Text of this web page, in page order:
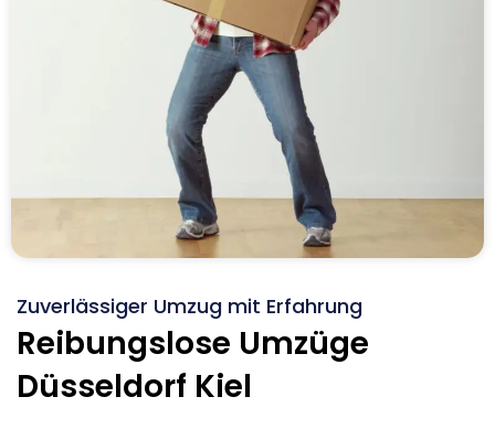
Zuverlässiger Umzug mit Erfahrung
Reibungslose Umzüge
Düsseldorf Kiel